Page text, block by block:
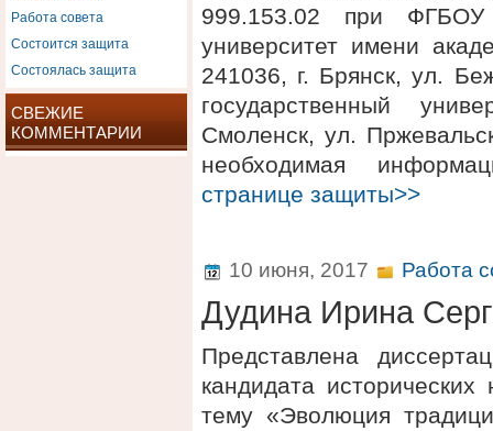
Работа совета
Состоится защита
Состоялась защита
СВЕЖИЕ
КОММЕНТАРИИ
999.153.02 при ФГБОУ
университет имени
241036, г. Брянск, ул.
государственный
Смоленск, ул.
необходимая
странице защиты>>
10 июня, 2017 Работа
Дудина Ирина
Представлена
кандидата
тему «Эволюция